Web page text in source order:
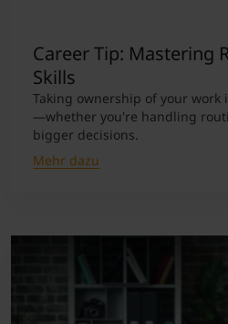
Kurse auf Englisch
Career Tip: Mastering
Skills
Taking ownership of your work
—whether you're handling
bigger decisions.
Mehr dazu